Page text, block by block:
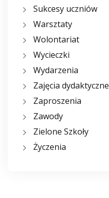
Sukcesy uczniów
Warsztaty
Wolontariat
Wycieczki
Wydarzenia
Zajęcia dydaktyczne
Zaproszenia
Zawody
Zielone Szkoły
Życzenia